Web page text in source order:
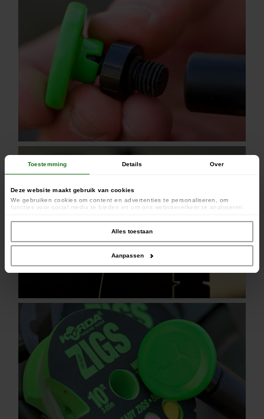
Toestemming Details Over
Deze website maakt gebruik van cookies
We gebruiken cookies om content en advertenties te personaliseren, om
functies voor social media te bieden en om ons websiteverkeer te analyseren.
social media, adverteren en analyse. Deze partners kunnen deze gegevens
combineren met andere informatie die u aan ze heeft verstrekt of die ze hebben
verzameld op basis van uw gebruik van hun services.
Alles toestaan
Aanpassen